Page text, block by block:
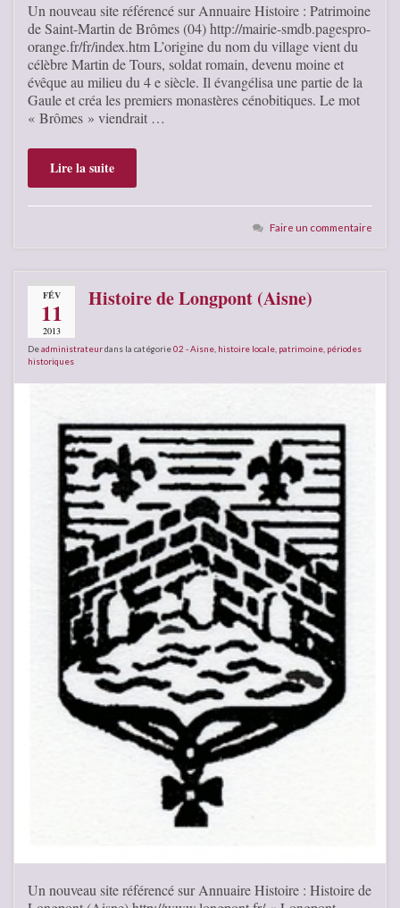
Un nouveau site référencé sur Annuaire Histoire : Patrimoine
de Saint-Martin de Brômes (04) http://mairie-smdb.pagespro-
orange.fr/fr/index.htm L’origine du nom du village vient du
célèbre Martin de Tours, soldat romain, devenu moine et
évêque au milieu du 4 e siècle. Il évangélisa une partie de la
Gaule et créa les premiers monastères cénobitiques. Le mot
« Brômes » viendrait …
Lire la suite
Faire un commentaire
FÉV
11
2013
Histoire de Longpont (Aisne)
Deadministrateurdans la catégorie02 - Aisne histoire locale patrimoine périodes
historiques
Un nouveau site référencé sur Annuaire Histoire : Histoire de